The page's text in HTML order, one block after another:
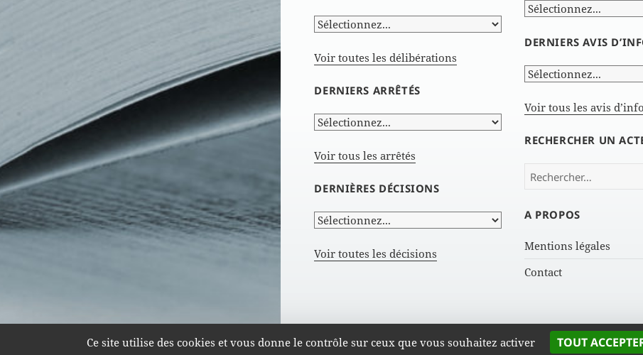
Voir toutes les délibérations
DERNIERS ARRÊTÉS
Voir tous les arrêtés
DERNIÈRES DÉCISIONS
Voir toutes les décisions
DERNIERS AVIS
Voir tous les avis
RECHERCHER UN
Rechercher :
A PROPOS
Mentions légales
Contact
Actes administratifs de GrandAngoulême | GrandAngoulême |
Ce site utilise des cookies et vous donne le contrôle sur ceux que vous souhaitez activer TOUT